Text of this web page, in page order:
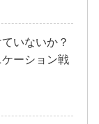
いないか？
ーション戦